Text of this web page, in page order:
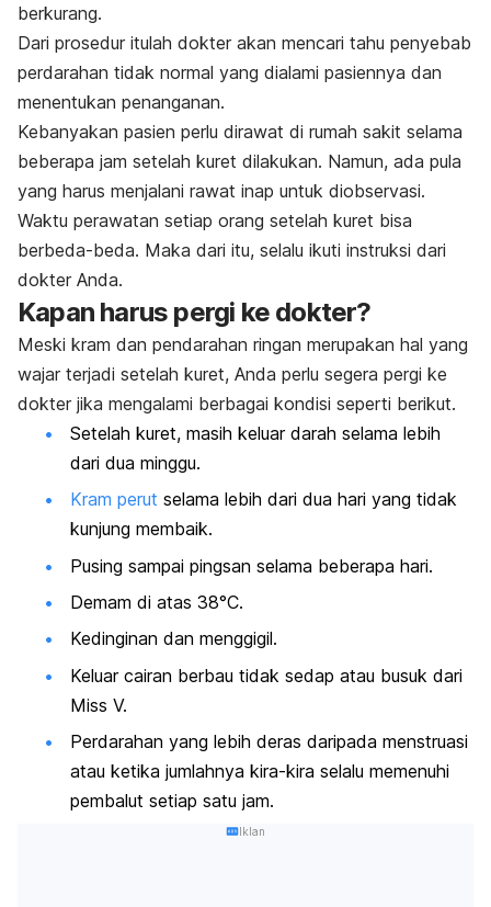
berkurang.
Dari prosedur itulah dokter akan mencari tahu penyebab
perdarahan tidak normal yang dialami pasiennya dan
menentukan penanganan.
Kebanyakan pasien perlu dirawat di rumah sakit selama
beberapa jam setelah kuret dilakukan. Namun, ada pula
yang harus menjalani rawat inap untuk diobservasi.
Waktu perawatan setiap orang setelah kuret bisa
berbeda-beda. Maka dari itu, selalu ikuti instruksi dari
dokter Anda.
Kapan harus pergi ke dokter?
Meski kram dan pendarahan ringan merupakan hal yang
wajar terjadi setelah kuret, Anda perlu segera pergi ke
dokter jika mengalami berbagai kondisi seperti berikut.
Setelah kuret, masih keluar darah selama lebih
dari dua minggu.
Kram perut selama lebih dari dua hari yang tidak
kunjung membaik.
Pusing sampai pingsan selama beberapa hari.
Demam di atas 38°C.
Kedinginan dan menggigil.
Keluar cairan berbau tidak sedap atau busuk dari
Miss V.
Perdarahan yang lebih deras daripada menstruasi
atau ketika jumlahnya kira-kira selalu memenuhi
pembalut setiap satu jam.
Iklan